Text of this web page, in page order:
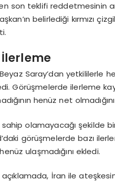
son teklifi reddetmesinin
belirlediği kırmızı
Saray’dan yetkililerle
Görüşmelerde ilerleme
henüz net
olamayacağı şekilde
görüşmelerde bazı
ulaşmadığını ekledi.
açıklamada, İran ile